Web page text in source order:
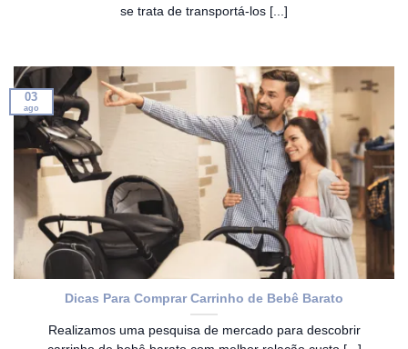
se trata de transportá-los [...]
Dicas Para Comprar Carrinho de Bebê Barato
Realizamos uma pesquisa de mercado para descobrir
03
ago